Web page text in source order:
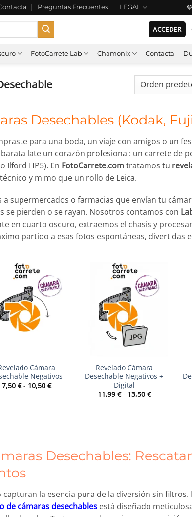
Preguntas Frecuentes LEGAL
ACCEDER
FotoCarrete Lab Chamonix Contacta
Desechables (Kodak,
para una boda, un viaje con amigos o un
late un corazón profesional: un carrete de
Ilford HP5). En FotoCarrete.comtratamos tu
y mimo que un rollo de Leica.
supermercados o farmacias que envían tu
se pierden o se rayan. Nosotros contamos con
en cuarto oscuro, extraemos el chasis y
partido a esas fotos espontáneas, divertidas
Cámara
Negativos
7,50 € - 10,50 €Rango
Revelado Cámara
Desechable Negativos +
Digital
11,99 € - 13,50 €Rango
Desechables:
capturan la esencia pura de la diversión sin filtros.
de cámaras desechables está diseñado